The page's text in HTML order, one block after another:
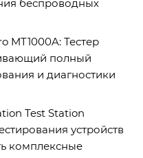
беспроводных
MT1000A: Тестер
полный
и диагностики
Test Station
устройств
комплексные